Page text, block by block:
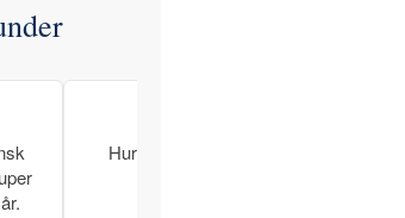
Hurtig levering og lækre produkter.